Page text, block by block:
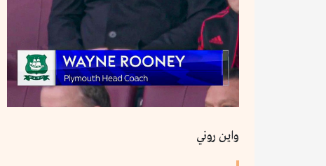
واين روني